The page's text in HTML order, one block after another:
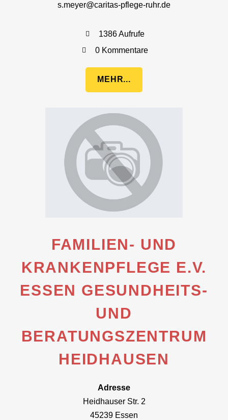
s.meyer@caritas-pflege-ruhr.de
1386 Aufrufe
0 Kommentare
MEHR...
FAMILIEN- UND
KRANKENPFLEGE E.V.
ESSEN GESUNDHEITS-
UND
BERATUNGSZENTRUM
HEIDHAUSEN
Adresse
Heidhauser Str. 2
45239 Essen